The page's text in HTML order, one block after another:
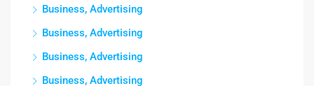
Business, Advertising
Business, Advertising
Business, Advertising
Business, Advertising